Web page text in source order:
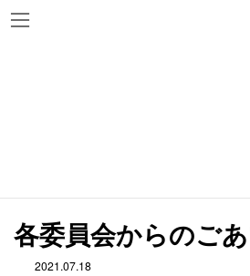
コ
ン
ナ
ビ
各委員会からのご
2021.07.18